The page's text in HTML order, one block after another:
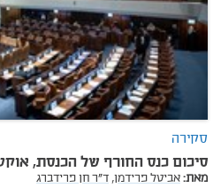
סקירה
סיכום כנס החורף של הכנסת, אוקטובר 2023 –
מאת:אביטל פרידמן, ד"ר חן פרידברג